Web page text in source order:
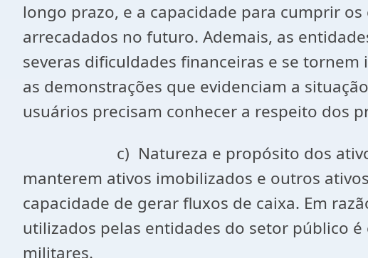
longo prazo, e a capacidade para cumprir
arrecadados no futuro. Ademais, as
severas dificuldades financeiras e se
as demonstrações que evidenciam a
usuários precisam conhecer a respeito dos
c) Natureza e propósito dos ativos e
manterem ativos imobilizados e outros
capacidade de gerar fluxos de caixa. Em
utilizados pelas entidades do setor público
militares.